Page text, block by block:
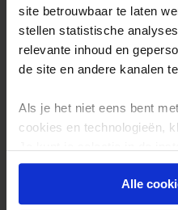
site betrouwbaar te laten
stellen statistische
relevante inhoud en
de site en andere kanalen
Als je het niet eens bent
cookies en technologieën,
onder aan de pagina op elk
toekomst wijzigen.Alle
Webinar Sri